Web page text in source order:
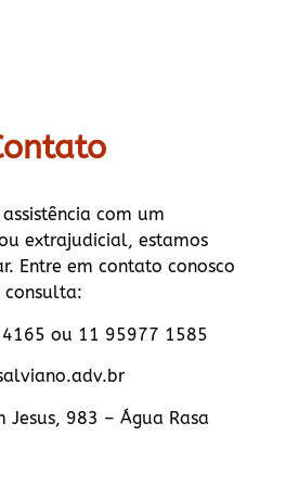
com um
extrajudicial, estamos
Entre em contato conosco
consulta:
ou 11 95977 1585
Jesus, 983 – Água Rasa